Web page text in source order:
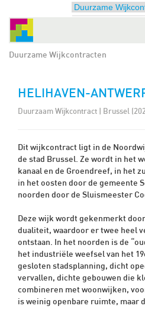
Duurzame Wijkcontracten
HELIHAVEN-
Duurzaam Wijkcontract | Brussel
Dit wijkcontract ligt in de
de stad Brussel. Ze wordt in het
kanaal en de Groendreef, in het
in het oosten door de gemeente
noorden door de Sluismeester
Deze wijk wordt gekenmerkt
dualiteit, waardoor er twee heel
ontstaan. In het noorden is de
het industriële weefsel van het
gesloten stadsplanning, dicht
vervallen, dichte gebouwen die
combineren met woonwijken,
is weinig openbare ruimte, maar